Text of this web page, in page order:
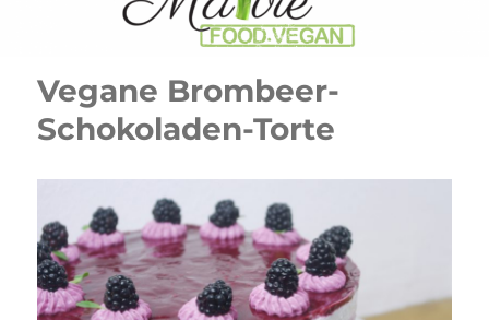
Vegane Brombeer-
Schokoladen-Torte